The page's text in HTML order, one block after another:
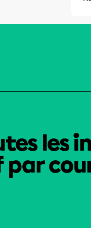
les
par